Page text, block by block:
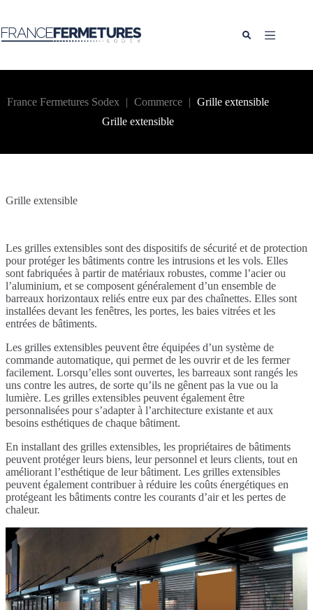
contenu
France Fermetures Sodex | Commerce | Grille extensible
Grille extensible
Grille extensible
Les grilles extensibles sont des dispositifs de sécurité et de protection
pour protéger les bâtiments contre les intrusions et les vols. Elles
sont fabriquées à partir de matériaux robustes, comme l’acier ou
l’aluminium, et se composent généralement d’un ensemble de
barreaux horizontaux reliés entre eux par des chaînettes. Elles sont
installées devant les fenêtres, les portes, les baies vitrées et les
entrées de bâtiments.
Les grilles extensibles peuvent être équipées d’un système de
commande automatique, qui permet de les ouvrir et de les fermer
facilement. Lorsqu’elles sont ouvertes, les barreaux sont rangés les
uns contre les autres, de sorte qu’ils ne gênent pas la vue ou la
lumière. Les grilles extensibles peuvent également être
personnalisées pour s’adapter à l’architecture existante et aux
besoins esthétiques de chaque bâtiment.
En installant des grilles extensibles, les propriétaires de bâtiments
peuvent protéger leurs biens, leur personnel et leurs clients, tout en
améliorant l’esthétique de leur bâtiment. Les grilles extensibles
peuvent également contribuer à réduire les coûts énergétiques en
protégeant les bâtiments contre les courants d’air et les pertes de
chaleur.